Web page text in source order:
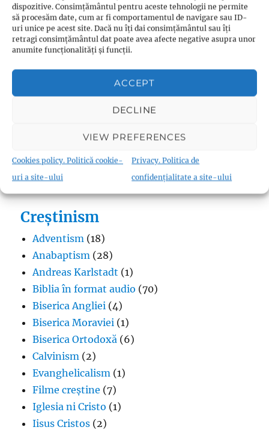
dispozitive. Consimțământul pentru aceste tehnologii ne permite
să procesăm date, cum ar fi comportamentul de navigare sau ID-
uri unice pe acest site. Dacă nu îți dai consimțământul sau îți
retragi consimțământul dat poate avea afecte negative asupra unor
anumite funcționalități și funcții.
ACCEPT
DECLINE
VIEW PREFERENCES
Cookies policy. Politică cookie-
uri a site-ului
Privacy. Politica de
confidențialitate a site-ului
Budism
Meditația budistă(1)
Termeni în budism (8)
Creștinism
Adventism (18)
Anabaptism (28)
Andreas Karlstadt (1)
Biblia în format audio (70)
Biserica Angliei (4)
Biserica Moraviei (1)
Biserica Ortodoxă (6)
Calvinism (2)
Evanghelicalism (1)
Filme creștine (7)
Iglesia ni Cristo (1)
Iisus Cristos (2)